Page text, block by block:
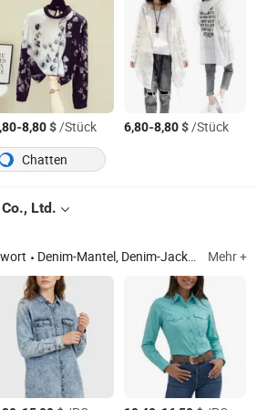
-8,80$/Stück 6,80-8,80$/Stück
Chatten
Ltd.
Denim-Mantel, Denim-Jacke, Jeans, Westernhemd, Freizeitmantel, Denim-Hemden, Truckerjacke, Windbreaker-Mantel, Trenchcoat, Damenjeans Mehr +